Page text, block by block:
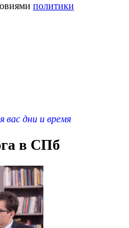
политики
вас дни и время
в СПб